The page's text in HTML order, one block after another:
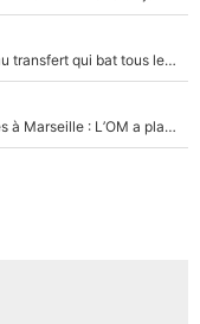
140M€ pour Yan Diomandé : Le PSG a dit non au transfert qui bat tous les records sur le mercato
La crise financière continue de faire des ravages à Marseille : L’OM a placé 12 joueurs sur le marché des transferts… et ça pourrait lui rapporter près de 100M€ !